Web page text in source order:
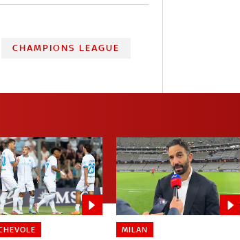
CHAMPIONS LEAGUE
MILAN